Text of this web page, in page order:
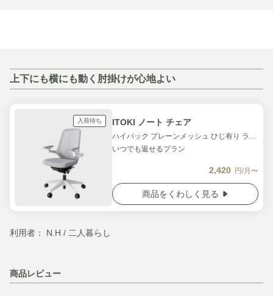
上下にも横にも動く肘掛けが心地よい
入荷待ち ITOKI ノート チェア
ハイバック プレーンメッシュ ひじ有り ライトグレー
いつでも返せるプラン
2,420 円/月〜
商品をくわしく見る
利用者： N.H / 二人暮らし
商品レビュー